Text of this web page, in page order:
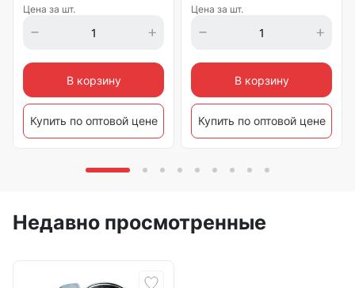
Цена за шт.
В корзину
Купить по оптовой цене
Цена за шт.
В корзину
Купить по оптовой цене
Недавно просмотренные